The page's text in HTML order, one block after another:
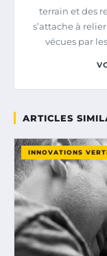
terrain et des
s’attache à
vécues par
ARTICLES
INNOVATIONS